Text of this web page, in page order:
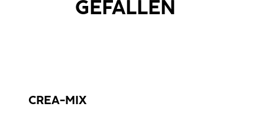
GEFALLEN
CREA-MIX